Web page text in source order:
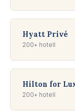
Hyatt Privé
200+ hotell
Hilton for
200+ hotell